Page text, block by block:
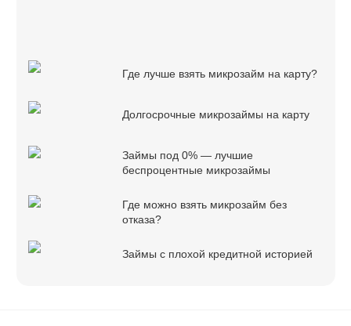
Где лучше взять микрозайм на карту?
Долгосрочные микрозаймы на карту
Займы под 0% — лучшие
беспроцентные микрозаймы
Где можно взять микрозайм без
отказа?
Займы с плохой кредитной историей